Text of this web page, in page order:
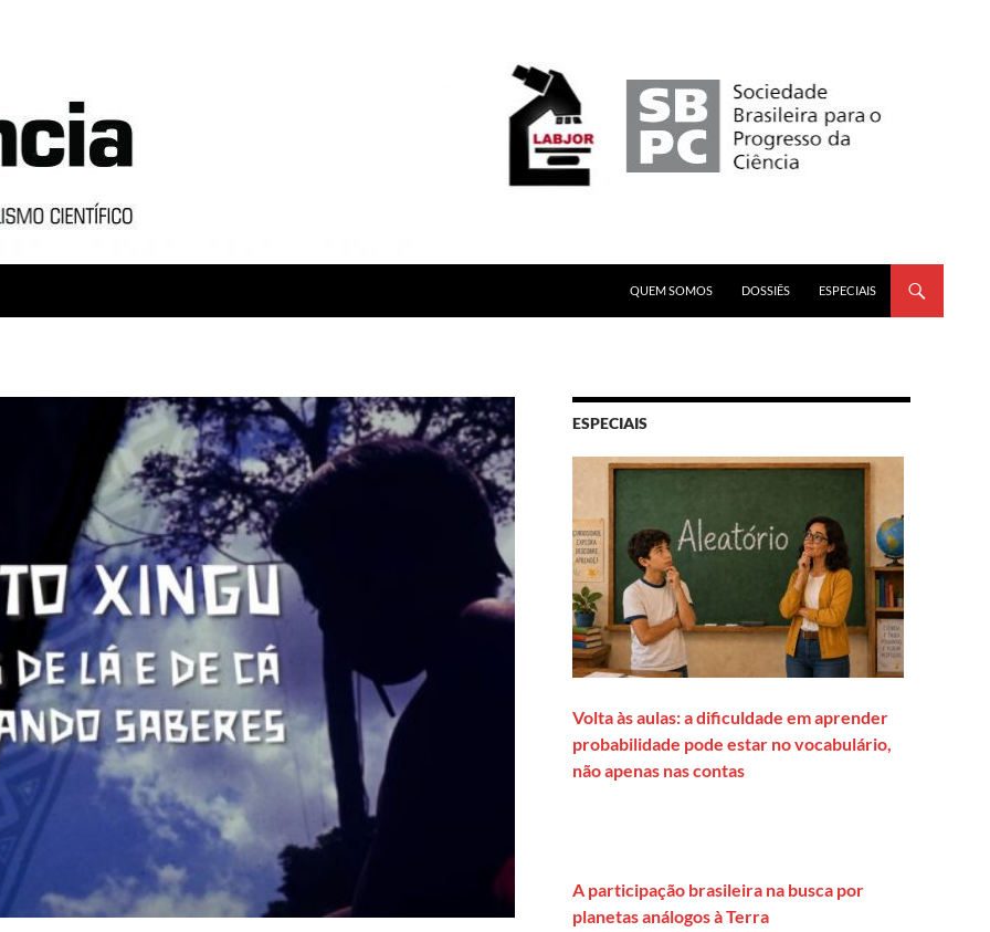
QUEM SOMOS
DOSSIÊS ESPECIAIS
ESPECIAIS
Volta às aulas: a dificuldade em aprender
probabilidade pode estar no vocabulário,
não apenas nas contas
A participação brasileira na busca por
planetas análogos à Terra